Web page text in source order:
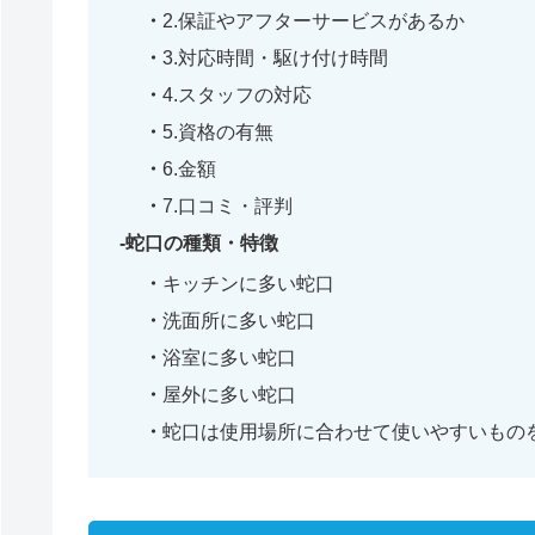
2.保証やアフターサービスがあるか
3.対応時間・駆け付け時間
4.スタッフの対応
5.資格の有無
6.金額
7.口コミ・評判
蛇口の種類・特徴
キッチンに多い蛇口
洗面所に多い蛇口
浴室に多い蛇口
屋外に多い蛇口
蛇口は使用場所に合わせて使いやすいもの